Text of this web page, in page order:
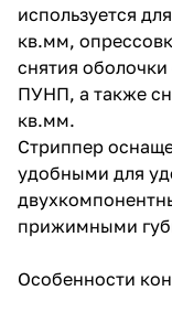
используется
кв.мм,
снятия
ПУНП, а также
кв.мм.
Стриппер
удобными для
прижимными
Особенности